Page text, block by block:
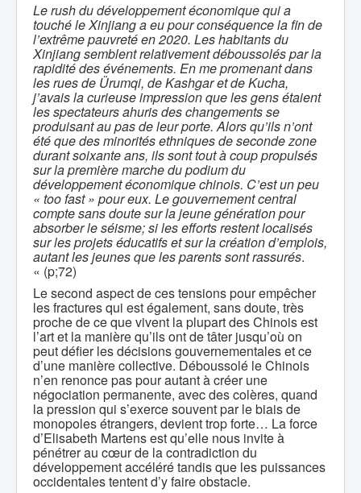
Le rush du développement économique qui a
touché le Xinjiang a eu pour conséquence la fin de
l’extrême pauvreté en 2020. Les habitants du
Xinjiang semblent relativement déboussolés par la
rapidité des événements. En me promenant dans
les rues de Ürumqi, de Kashgar et de Kucha,
j’avais la curieuse impression que les gens étaient
les spectateurs ahuris des changements se
produisant au pas de leur porte. Alors qu’ils n’ont
été que des minorités ethniques de seconde zone
durant soixante ans, ils sont tout à coup propulsés
sur la première marche du podium du
développement économique chinois. C’est un peu
« too fast » pour eux. Le gouvernement central
compte sans doute sur la jeune génération pour
absorber le séisme; si les efforts restent localisés
sur les projets éducatifs et sur la création d’emplois,
autant les jeunes que les parents sont rassurés.
« (p;72)
Le second aspect de ces tensions pour empêcher
les fractures qui est également, sans doute, très
proche de ce que vivent la plupart des Chinois est
l’art et la manière qu’ils ont de tâter jusqu’où on
peut défier les décisions gouvernementales et ce
d’une manière collective. Déboussolé le Chinois
n’en renonce pas pour autant à créer une
négociation permanente, avec des colères, quand
la pression qui s’exerce souvent par le biais de
monopoles étrangers, devient trop forte… La force
d’Elisabeth Martens est qu’elle nous invite à
pénétrer au cœur de la contradiction du
développement accéléré tandis que les puissances
occidentales tentent d’y faire obstacle.